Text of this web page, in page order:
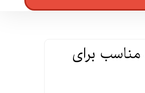
پایه چراغ ترمز سوم مدل JT123 مناسب برای